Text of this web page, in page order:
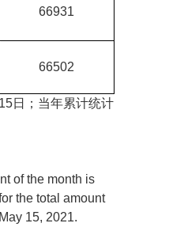
66931
66502
日；当年累计统计
of the month is
the total amount
15, 2021.